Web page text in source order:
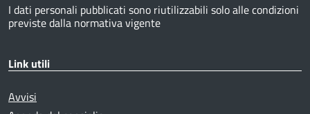
I dati personali pubblicati sono riutilizzabili solo alle condizioni
previste dalla normativa vigente
Link utili
Avvisi